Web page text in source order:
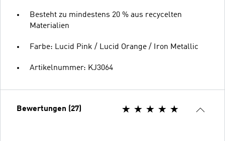
Besteht zu mindestens 20 % aus recycelten
Materialien
Farbe: Lucid Pink / Lucid Orange / Iron Metallic
Artikelnummer: KJ3064
Bewertungen (27)